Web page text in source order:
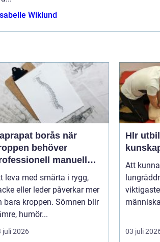
Wiklund
borås när
behöver
manuell
leva med smärta i rygg,
eller leder påverkar mer
bara kroppen. Sömnen blir
humör...
juli 2026
Hlr
Att
03 juli